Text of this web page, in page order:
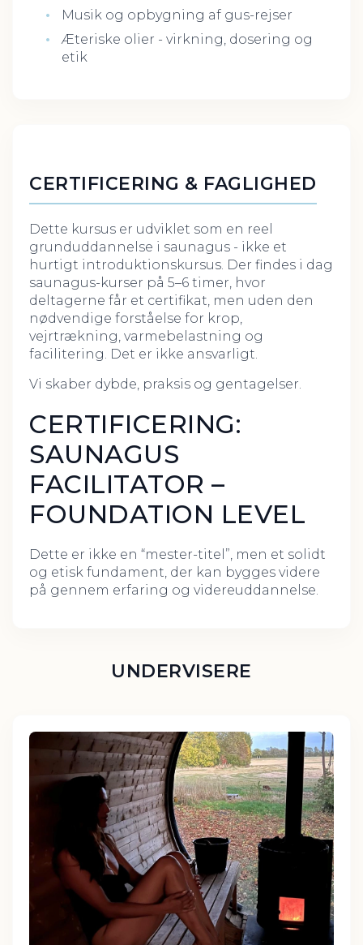
Musik og opbygning af gus-rejser
Æteriske olier - virkning, dosering og
etik
CERTIFICERING & FAGLIGHED
Dette kursus er udviklet som en reel
grunduddannelse i saunagus - ikke et
hurtigt introduktionskursus. Der findes i dag
saunagus-kurser på 5–6 timer, hvor
deltagerne får et certifikat, men uden den
nødvendige forståelse for krop,
vejrtrækning, varmebelastning og
facilitering. Det er ikke ansvarligt.
Vi skaber dybde, praksis og gentagelser.
CERTIFICERING:
SAUNAGUS
FACILITATOR –
FOUNDATION LEVEL
Dette er ikke en “mester-titel”, men et solidt
og etisk fundament, der kan bygges videre
på gennem erfaring og videreuddannelse.
UNDERVISERE